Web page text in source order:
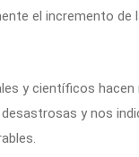
el incremento de
y científicos hacen
y nos